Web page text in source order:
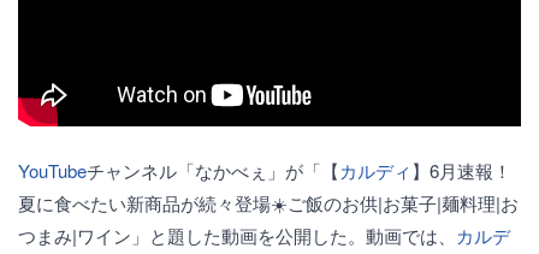
YouTubeチャンネル「なかべぇ」が「【カルディ 】6月速報！
夏に食べたい新商品が続々登場☀️ご飯のお供|お菓子|麺料理|お
つまみ|ワイン」と題した動画を公開した。動画では、 カルデ